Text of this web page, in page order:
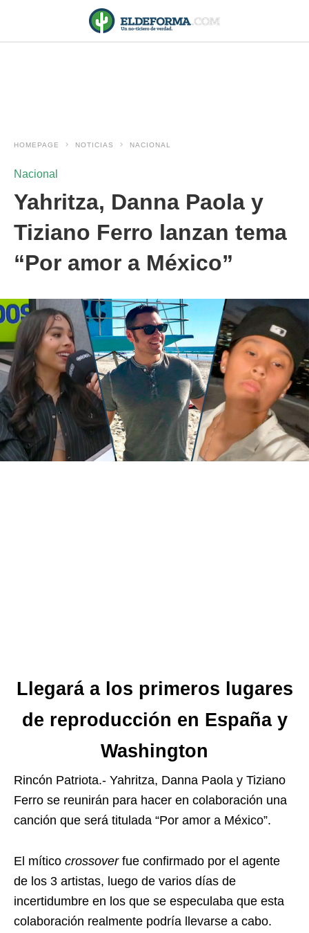
HOMEPAGE NOTICIAS NACIONAL
Nacional
Yahritza, Danna Paola y
Tiziano Ferro lanzan tema
“Por amor a México”
Llegará a los primeros lugares
de reproducción en España y
Washington
Rincón Patriota.- Yahritza, Danna Paola y Tiziano
Ferro se reunirán para hacer en colaboración una
canción que será titulada “Por amor a México”.
El mítico crossoverfue confirmado por el agente
de los 3 artistas, luego de varios días de
incertidumbre en los que se especulaba que esta
colaboración realmente podría llevarse a cabo.